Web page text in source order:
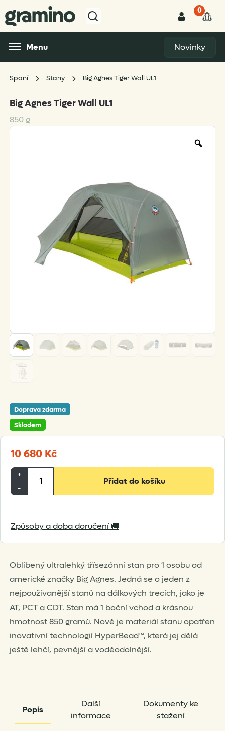
0
Menu Novinky
Spaní Stany Big Agnes Tiger Wall UL1
Big Agnes Tiger Wall UL1
850 g
Doprava zdarma
10 680 Kč
Oblíbený ultralehký třísezónní stan pro 1 osobu od
americké značky Big Agnes. Jedná se o jeden z
nejpoužívanější stanů na dálkových trecích, jako je
AT, PCT a CDT. Stan má 1 boční vchod a krásnou
hmotnost 850 gramů. Nově je materiál stanu opatřen
inovativní technologií HyperBead™, která jej dělá
ještě lehčí, pevnější a voděodolnější.
Skladem
+
-
Agnes
UL1
množství
Přidat do košíku
Způsoby a doba doručení 🚚
Popis
Další
informace
Dokumenty ke
stažení